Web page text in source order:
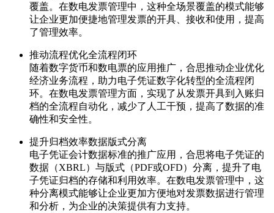
覆盖。在数电发票管理中，这种全场景覆盖的模式能够
让企业更加便捷地管理发票的开具、接收和使用，提高
了管理效率。
推动流程优化全流程闭环
随着数字货币和数电票的应用推广，合思推动企业优化
经济业务流程，助力电子凭证数字化转型的全流程闭
环。在数电发票管理方面，实现了从发票开具到入账归
档的全流程自动化，减少了人工干预，提高了数据的准
确性和安全性。
提升归档效率数据版式分离
电子凭证会计数据标准的推广应用，合思将电子凭证的
数据（XBRL）与版式（PDF或OFD）分离，提升了电
子凭证归档的存储和利用效率。在数电发票管理中，这
种分离模式能够让企业更加方便地对发票数据进行管理
和分析，为企业的决策提供有力支持。